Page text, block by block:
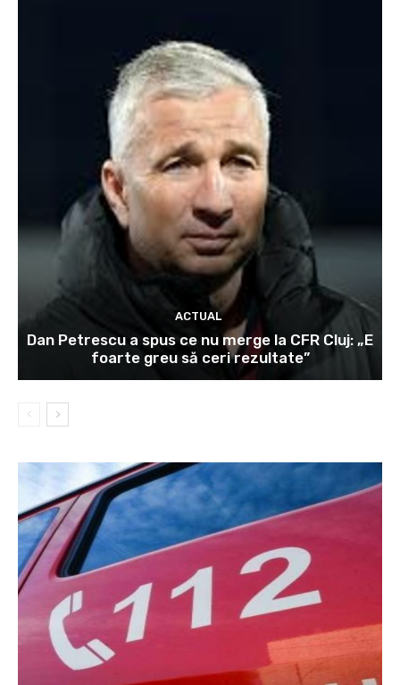
ACTUAL
Dan Petrescu a spus ce nu merge la CFR Cluj: „E
foarte greu să ceri rezultate”